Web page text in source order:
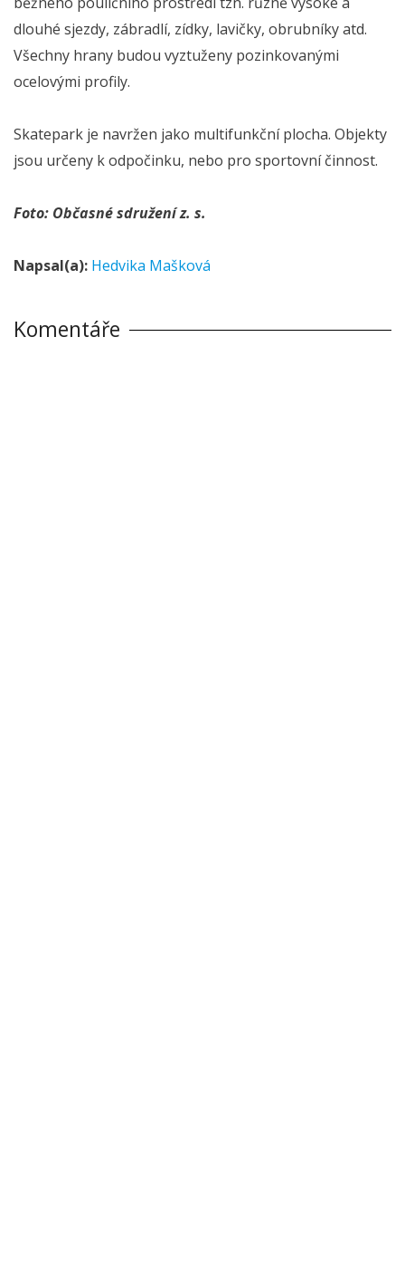
dlouhé sjezdy, zábradlí, zídky, lavičky, obrubníky atd.
Všechny hrany budou vyztuženy pozinkovanými
ocelovými profily.
Skatepark je navržen jako multifunkční plocha. Objekty
jsou určeny k odpočinku, nebo pro sportovní činnost.
Foto: Občasné sdružení z. s.
Napsal(a): Hedvika Mašková
Komentáře